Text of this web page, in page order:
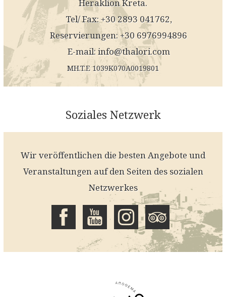
Heraklion Kreta.
Tel/ Fax: +30 2893 041762,
Reservierungen: +30 6976994896
E-mail:info@thalori.com
MH.T.E 1039K070A0019801
Soziales Netzwerk
Wir veröffentlichen die besten Angebote und
Veranstaltungen auf den Seiten des sozialen
Netzwerkes